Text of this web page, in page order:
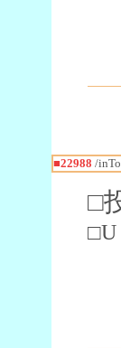
■22988 /
□
□U